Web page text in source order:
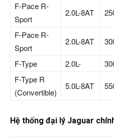
F-Pace R-
Sport
2.0L-8AT
F-Pace R-
Sport
2.0L-8AT
F-Type 2.0L-
F-Type R
(Convertible)
5.0L-8AT
Hệ thống đại lý Jaguar